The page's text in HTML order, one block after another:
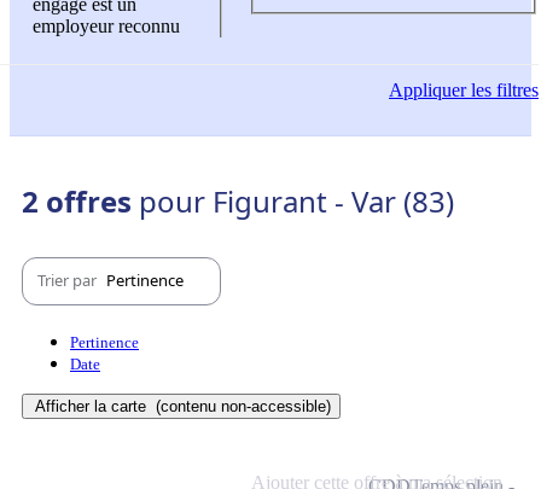
engagé est un
employeur reconnu
Appliquerles filtres
2 offres pour Figurant - Var (83)
Trier par Pertinence
Pertinence
Date
Afficher la carte (contenu non-accessible)
Ajouter cette offre à ma sélection